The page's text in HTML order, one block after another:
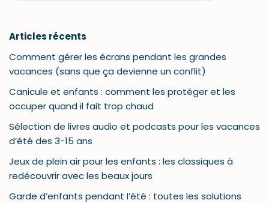
Articles récents
Comment gérer les écrans pendant les grandes
vacances (sans que ça devienne un conflit)
Canicule et enfants : comment les protéger et les
occuper quand il fait trop chaud
Sélection de livres audio et podcasts pour les vacances
d’été des 3-15 ans
Jeux de plein air pour les enfants : les classiques à
redécouvrir avec les beaux jours
Garde d’enfants pendant l’été : toutes les solutions